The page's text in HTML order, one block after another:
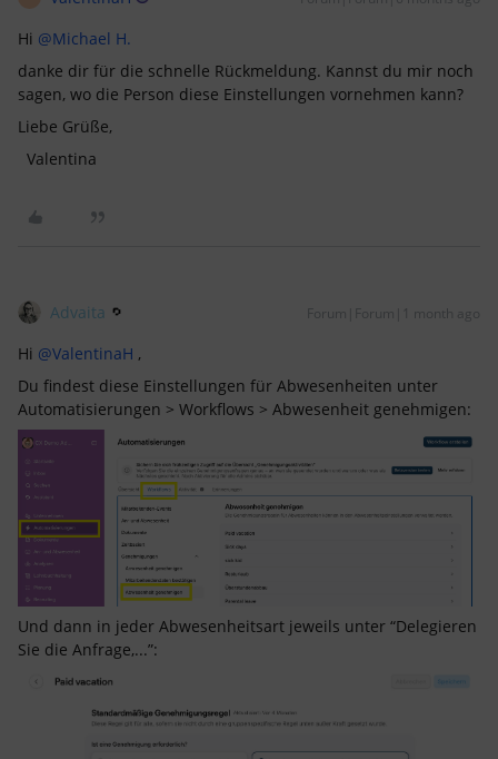
Hi ​ @Michael H.
danke dir für die schnelle Rückmeldung. Kannst du mir noch
sagen, wo die Person diese Einstellungen vornehmen kann?
Liebe Grüße,
Valentina
Advaita Forum|Forum|1 month ago
Hi ​ @ValentinaH ,
Du findest diese Einstellungen für Abwesenheiten unter
Automatisierungen > Workflows > Abwesenheit genehmigen:
Und dann in jeder Abwesenheitsart jeweils unter “Delegieren
Sie die Anfrage,...”: